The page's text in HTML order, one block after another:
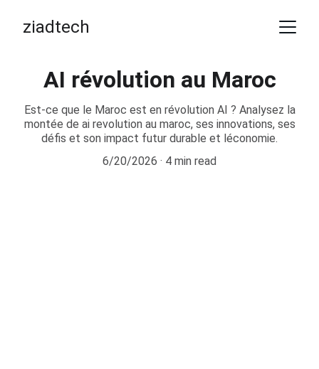
ziadtech
AI révolution au Maroc
Est-ce que le Maroc est en révolution AI ? Analysez la
montée de ai revolution au maroc, ses innovations, ses
défis et son impact futur durable et léconomie.
6/20/2026
4 min read